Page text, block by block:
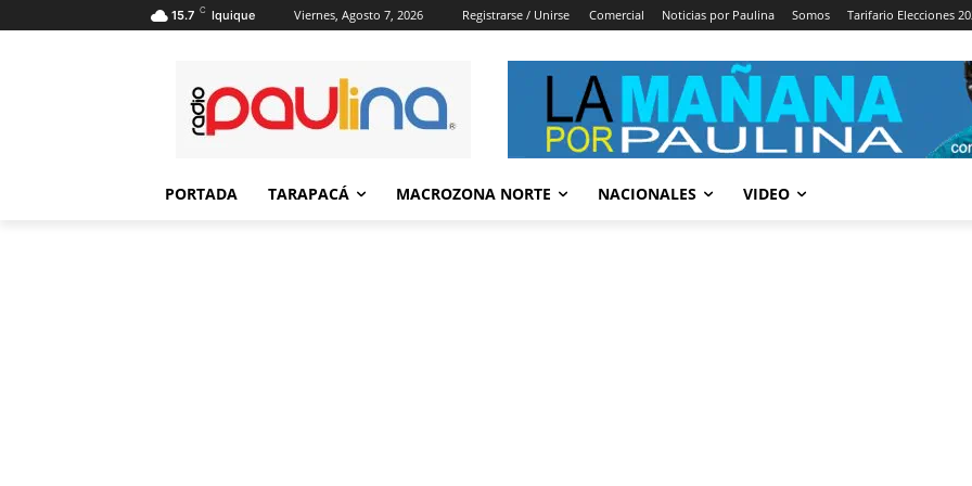
15.7 C Iquique Viernes, Agosto 7, 2026 Registrarse / Unirse Comercial Noticias por Paulina Somos Tarifario Elecciones
PORTADA TARAPACÁ MACROZONA NORTE NACIONALES VIDEO